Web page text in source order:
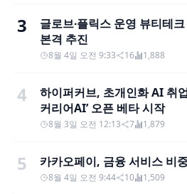
3
글로브∙플릭스 운영 뷰티테
본격 추진
8월 4일 오전 9:33 16 1,888
4
하이퍼커브, 초개인화 AI 취
커리어AI’ 오픈 베타 시작
8월 3일 오전 12:13 7 1,879
5 카카오페이, 금융 서비스 비
8월 4일 오전 9:44 10 1,509